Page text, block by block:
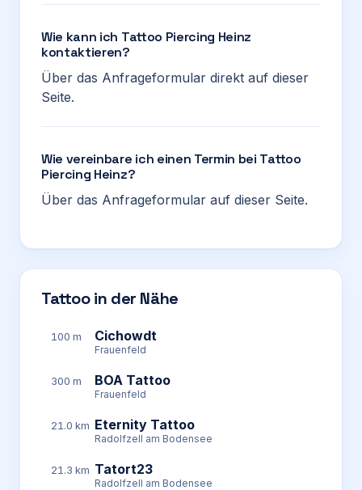
Wie kann ich Tattoo Piercing Heinz
kontaktieren?
Über das Anfrageformular direkt auf dieser
Seite.
Wie vereinbare ich einen Termin bei Tattoo
Piercing Heinz?
Über das Anfrageformular auf dieser Seite.
Tattoo in der Nähe
100 m Cichowdt
Frauenfeld
300 m BOA Tattoo
Frauenfeld
21.0 km Eternity Tattoo
Radolfzell am Bodensee
21.3 km Tatort23
Radolfzell am Bodensee